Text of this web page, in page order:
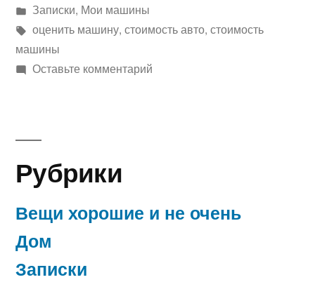
автором
Написано
в
Записки, Мои машины
Метки:
оценить машину, стоимость авто, стоимость
машины
Оставьте комментарийк
Рубрики
Вещи хорошие и не очень
Дом
Записки